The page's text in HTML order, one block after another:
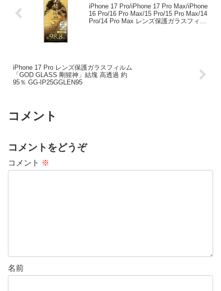
iPhone 17 Pro/iPhone 17 Pro Max/iPhone
16 Pro/16 Pro Max/15 Pro/15 Pro Max/14
Pro/14 Pro Max レンズ保護ガラスフィル
iPhone 17 Pro レンズ保護ガラスフィルム
「GOD GLASS 剛猩神」結塊 高透過 約
95％ GG-IP25GGLEN95
コメント
コメントをどうぞ
コメント ※
名前